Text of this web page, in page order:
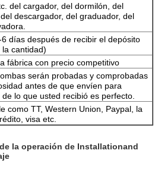
del cargador, del dormilón, del
descargador, del graduador, del
días después de recibir el depósito
cantidad)
fábrica con precio competitivo
serán probadas y comprobadas
antes de que envíen para
lo que usted recibió es perfecto.
como TT, Western Union, Paypal, la
visa etc.
la operación de Installationand